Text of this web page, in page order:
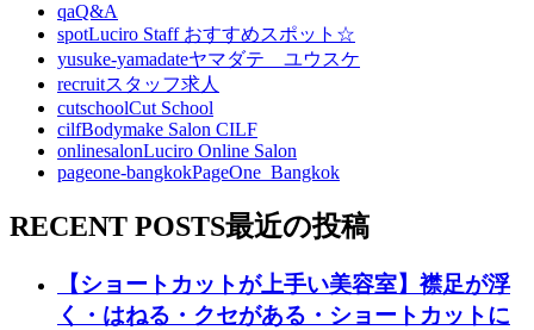
qaQ&A
spotLuciro Staff おすすめスポット☆
yusuke-yamadateヤマダテ ユウスケ
recruitスタッフ求人
cutschoolCut School
cilfBodymake Salon CILF
onlinesalonLuciro Online Salon
pageone-bangkokPageOne_Bangkok
RECENT POSTS最近の投稿
【ショートカットが上手い美容室】襟足が浮
く・はねる・クセがある・ショートカットに